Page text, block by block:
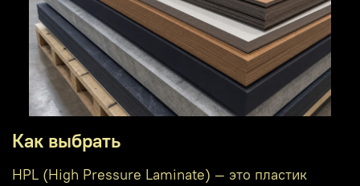
Как выбрать
HPL (High Pressure Laminate) — это пластик